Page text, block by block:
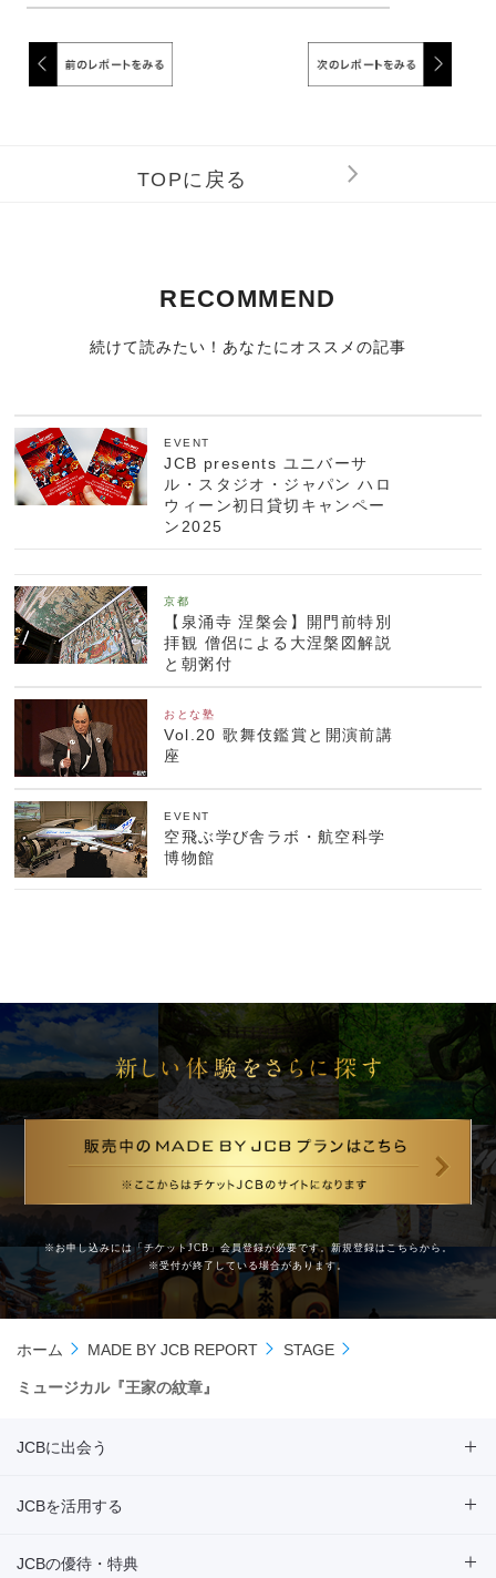
TOPに戻る
RECOMMEND
続けて読みたい！あなたにオススメの記事
EVENT
JCB presents ユニバーサ
ル・スタジオ・ジャパン ハロ
ウィーン初日貸切キャンペー
ン2025
京都
【泉涌寺 涅槃会】開門前特別
拝観 僧侶による大涅槃図解説
と朝粥付
おとな塾
Vol.20 歌舞伎鑑賞と開演前講
座
EVENT
空飛ぶ学び舎ラボ・航空科学
博物館
※お申し込みには「チケットJCB」会員登録が必要です。新規登録はこちら から。
※受付が終了している場合があります。
ホーム MADE BY JCB REPORT STAGE
ミュージカル『王家の紋章』
JCBに出会う
JCBを活用する
JCBの優待・特典